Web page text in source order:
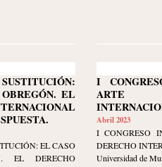
EL
EL CASO
EL DERECHO
I
ARTE
Abril 2023
I CONGRESO
DERECHO
Universidad de